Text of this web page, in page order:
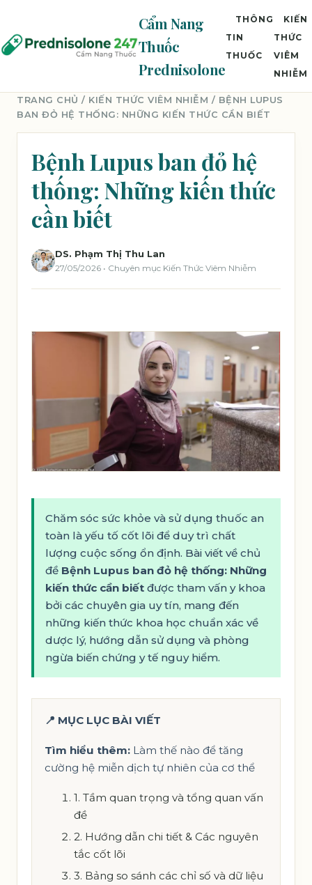
Cẩm Nang
Thuốc
Prednisolone
THÔNG
TIN
THUỐC
KIẾN
THỨC
VIÊM
NHIỄM
TRANG CHỦ / KIẾN THỨC VIÊM NHIỄM / BỆNH LUPUS
BAN ĐỎ HỆ THỐNG: NHỮNG KIẾN THỨC CẦN BIẾT
Bệnh Lupus ban đỏ hệ
thống: Những kiến thức
cần biết
DS. Phạm Thị Thu Lan
27/05/2026 • Chuyên mục Kiến Thức Viêm Nhiễm
Chăm sóc sức khỏe và sử dụng thuốc an
toàn là yếu tố cốt lõi để duy trì chất
lượng cuộc sống ổn định. Bài viết về chủ
đề Bệnh Lupus ban đỏ hệ thống: Những
kiến thức cần biết được tham vấn y khoa
bởi các chuyên gia uy tín, mang đến
những kiến thức khoa học chuẩn xác về
dược lý, hướng dẫn sử dụng và phòng
ngừa biến chứng y tế nguy hiểm.
📍 MỤC LỤC BÀI VIẾT
Tìm hiểu thêm: Làm thế nào để tăng
cường hệ miễn dịch tự nhiên của cơ thể
1. Tầm quan trọng và tổng quan vấn
đề
2. Hướng dẫn chi tiết & Các nguyên
tắc cốt lõi
3. Bảng so sánh các chỉ số và dữ liệu